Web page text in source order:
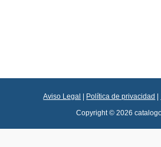
Aviso Legal Política de privacidad
Copyright © 2026